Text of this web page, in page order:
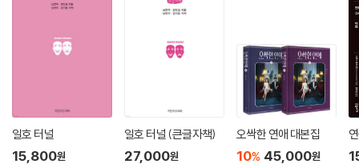
일호 터널
15,800원
일호 터널 (큰글자책)
27,000원
오싹한 연애 대본집
10% 45,000원